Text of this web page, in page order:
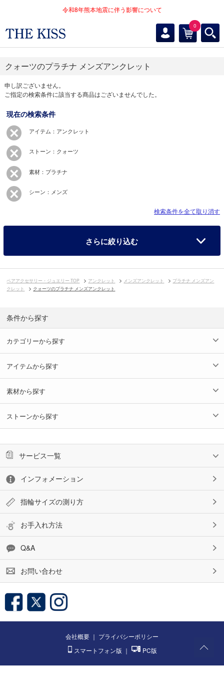
令和8年熊本地震に伴う影響について
0
クォーツのプラチナ メンズアンクレット
申し訳ございません。
ご指定の検索条件に該当する商品はございませんでした。
現在の検索条件
アイテム：アンクレット
ストーン：クォーツ
素材：プラチナ
シーン：メンズ
検索条件を全て取り消す
さらに絞り込む
ペアアクセサリー・ジュエリー TOP アンクレット メンズアンクレット
プラチナ メンズアン
クレット
クォーツのプラチナ メンズアンクレット
条件から探す
カテゴリーから探す
アイテムから探す
素材から探す
ストーンから探す
サービス一覧
インフォメーション
指輪サイズの測り方
お手入れ方法
Q&A
お問い合わせ
会社概要 ｜ プライバシーポリシー
スマートフォン版 ｜ PC版